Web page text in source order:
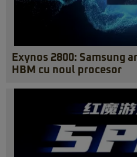
Exynos 2800: Samsung
HBM cu noul procesor